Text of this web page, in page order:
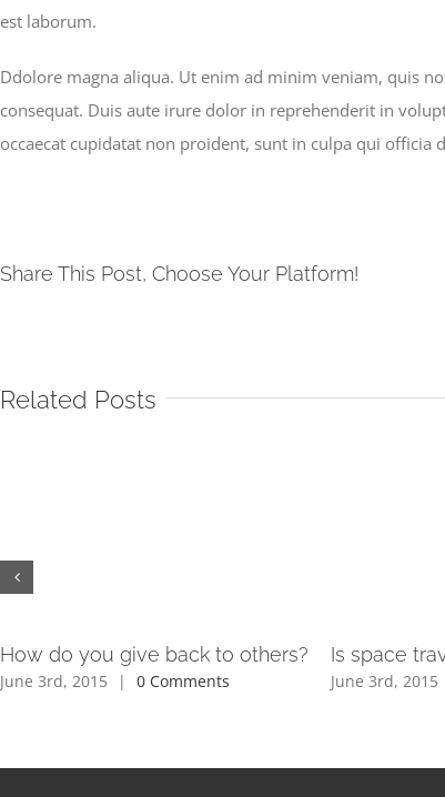
est laborum.
Ddolore magna aliqua. Ut enim ad minim veniam, quis
consequat. Duis aute irure dolor in reprehenderit in
occaecat cupidatat non proident, sunt in culpa qui officia
Share This Post, Choose Your Platform!
Related Posts
How do you give back to others?
June 3rd, 2015 | 0 Comments
Is space
June 3rd, 2015